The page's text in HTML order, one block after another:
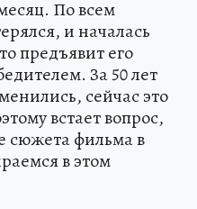
По всем
и началась
предъявит его
За 50 лет
сейчас это
встает вопрос,
сюжета фильма в
в этом